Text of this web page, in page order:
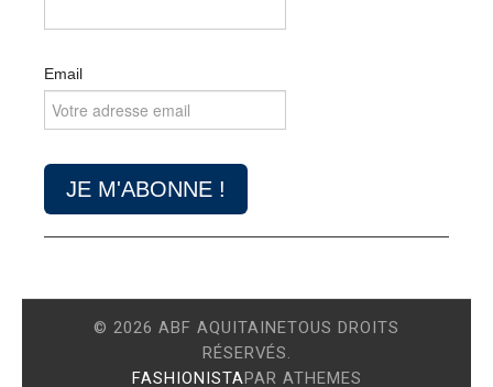
Email
© 2026 ABF AQUITAINETOUS DROITS
RÉSERVÉS.
FASHIONISTAPAR ATHEMES